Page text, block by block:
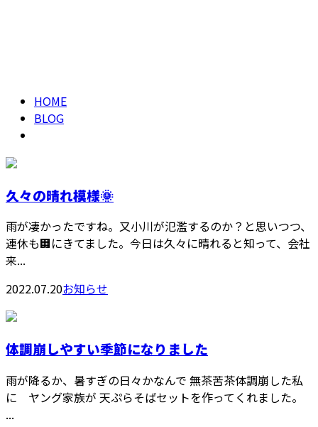
HOME
BLOG
久々の晴れ模様🌞
雨が凄かったですね。又小川が氾濫するのか？と思いつつ、
連休も🏢にきてました。今日は久々に晴れると知って、会社
来...
2022.07.20お知らせ
体調崩しやすい季節になりました
雨が降るか、暑すぎの日々かなんで 無茶苦茶体調崩した私
に ヤング家族が 天ぷらそばセットを作ってくれました。
...